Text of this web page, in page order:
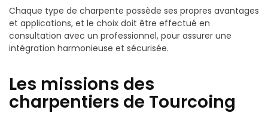
Chaque type de charpente possède ses propres avantages
et applications, et le choix doit être effectué en
consultation avec un professionnel, pour assurer une
intégration harmonieuse et sécurisée.
Les missions des
charpentiers de Tourcoing